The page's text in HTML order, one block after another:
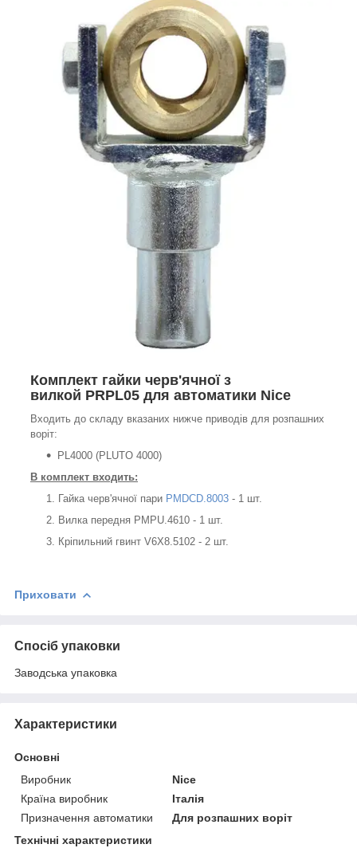
Комплект гайки черв'ячної з
вилкой PRPL05 для автоматики Nice
Входить до складу вказаних нижче приводів для розпашних
воріт:
PL4000 (PLUTO 4000)
В комплект входить:
Гайка черв'ячної пари PMDCD.8003 - 1 шт.
Вилка передня PMPU.4610 - 1 шт.
Кріпильний гвинт V6X8.5102 - 2 шт.
Приховати
Спосіб упаковки
Заводська упаковка
Характеристики
Основні
Виробник
Nice
Країна виробник
Італія
Призначення автоматики
Для розпашних воріт
Технічні характеристики